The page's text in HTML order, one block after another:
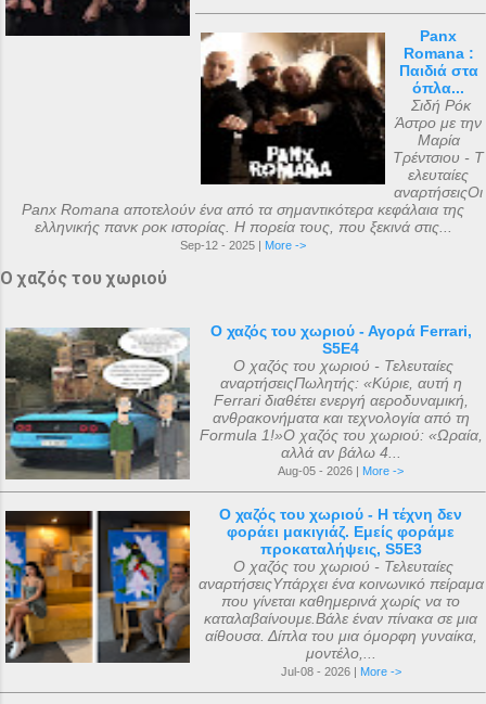
Panx
Romana :
Παιδιά στα
όπλα...
Σιδή Ρόκ
Άστρο με την
Μαρία
Τρέντσιου - Τ
ελευταίες
αναρτήσειςΟι
Panx Romana αποτελούν ένα από τα σημαντικότερα κεφάλαια της
ελληνικής πανκ ροκ ιστορίας. Η πορεία τους, που ξεκινά στις...
Sep-12 - 2025 | More ->
Ο χαζός του χωριού
Ο χαζός του χωριού - Αγορά Ferrari,
S5E4
Ο χαζός του χωριού - Τελευταίες
αναρτήσειςΠωλητής: «Κύριε, αυτή η
Ferrari διαθέτει ενεργή αεροδυναμική,
ανθρακονήματα και τεχνολογία από τη
Formula 1!»Ο χαζός του χωριού: «Ωραία,
αλλά αν βάλω 4...
Aug-05 - 2026 | More ->
Ο χαζός του χωριού - Η τέχνη δεν
φοράει μακιγιάζ. Εμείς φοράμε
προκαταλήψεις, S5E3
Ο χαζός του χωριού - Τελευταίες
αναρτήσειςΥπάρχει ένα κοινωνικό πείραμα
που γίνεται καθημερινά χωρίς να το
καταλαβαίνουμε.Βάλε έναν πίνακα σε μια
αίθουσα. Δίπλα του μια όμορφη γυναίκα,
μοντέλο,...
Jul-08 - 2026 | More ->